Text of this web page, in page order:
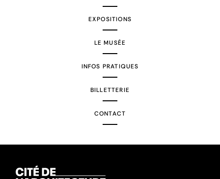
EXPOSITIONS
LE MUSÉE
INFOS PRATIQUES
BILLETTERIE
CONTACT